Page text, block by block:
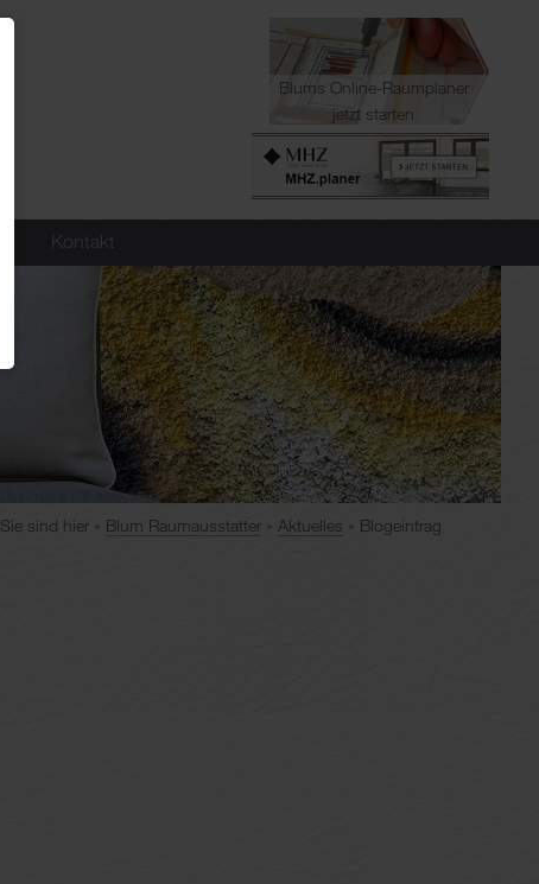
Blums Online-Raumplaner
jetzt starten
Kontakt
Blum Raumausstatter Aktuelles Blogeintrag
Sie sind hier